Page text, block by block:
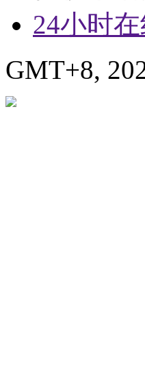
24小时
GMT+8,